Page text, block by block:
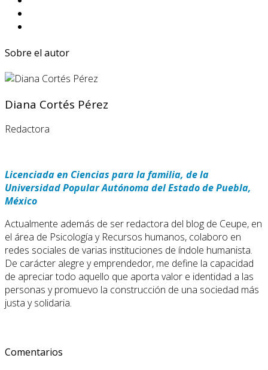
Sobre el autor
Diana Cortés Pérez
Redactora
Licenciada en Ciencias para la familia, de la
Universidad Popular Autónoma del Estado de Puebla,
México
Actualmente además de ser redactora del blog de Ceupe, en
el área de Psicología y Recursos humanos, colaboro en
redes sociales de varias instituciones de índole humanista.
De carácter alegre y emprendedor, me define la capacidad
de apreciar todo aquello que aporta valor e identidad a las
personas y promuevo la construcción de una sociedad más
justa y solidaria.
Comentarios